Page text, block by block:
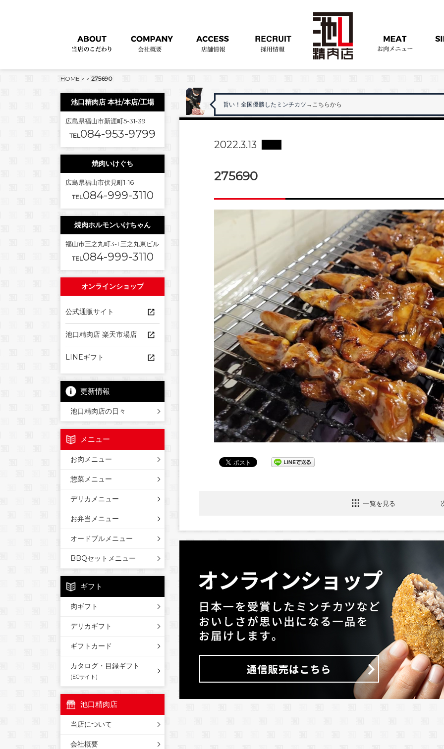
HOME > > 275690
旨い！全国優勝したミンチカツ →こちらから
2022.3.13
275690
一覧を見る
池口精肉店 本社/本店/工場
広島県福山市新涯町5-31-39
TEL084-953-9799
焼肉いけぐち
広島県福山市伏見町1-16
TEL084-999-3110
焼肉ホルモンいけちゃん
福山市三之丸町3-1 三之丸東ビル
TEL084-999-3110
オンラインショップ
公式通販サイト
池口精肉店 楽天市場店
LINEギフト
更新情報
池口精肉店の日々
メニュー
お肉メニュー
惣菜メニュー
デリカメニュー
お弁当メニュー
オードブルメニュー
BBQセットメニュー
ギフト
肉ギフト
デリカギフト
ギフトカード
カタログ・目録ギフト
(ECサイト)
池口精肉店
当店について
会社概要